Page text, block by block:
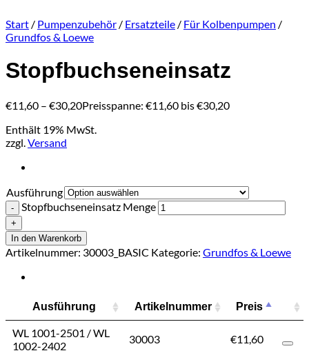
Start / Pumpenzubehör / Ersatzteile / Für Kolbenpumpen /
Grundfos & Loewe
Stopfbuchseneinsatz
€11,60 – €30,20Preisspanne: €11,60 bis €30,20
Enthält 19% MwSt.
zzgl.Versand
Ausführung
Stopfbuchseneinsatz Menge
In den Warenkorb
Artikelnummer: 30003_BASIC Kategorie: Grundfos & Loewe
Ausführung Artikelnummer
Preis
WL 1001-2501 / WL
1002-2402
30003 €11,60
Preis
€11,60